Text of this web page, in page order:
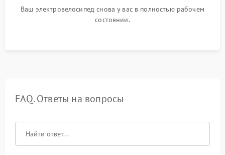
Ваш электровелосипед снова у вас в полностью рабочем
состоянии.
FAQ. Ответы на вопросы